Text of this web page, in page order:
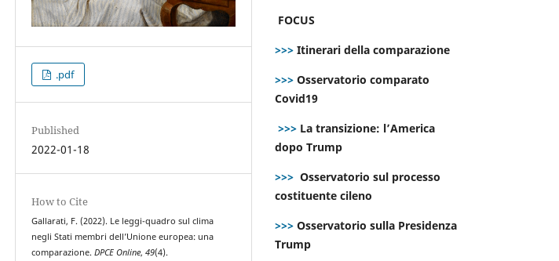
.pdf
Published
2022-01-18
How to Cite
Gallarati, F. (2022). Le leggi-quadro sul clima
negli Stati membri dell’Unione europea: una
comparazione.DPCE Online,49(4).
FOCUS
>>> Itinerari della comparazione
>>> Osservatorio comparato
Covid19
>>> La transizione: l’America
dopo Trump
>>> Osservatorio sul processo
costituente cileno
>>> Osservatorio sulla Presidenza
Trump